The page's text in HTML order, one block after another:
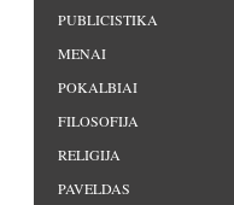
PUBLICISTIKA
MENAI
POKALBIAI
FILOSOFIJA
RELIGIJA
PAVELDAS